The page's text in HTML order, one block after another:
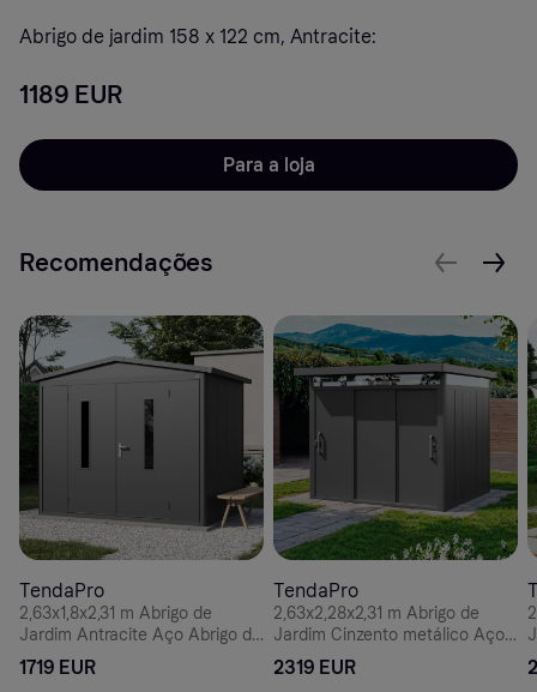
Abrigo de jardim 158 x 122 cm, Antracite:
1189 EUR
Para a loja
Recomendações
TendaPro
2,63x1,8x2,31 m Abrigo de
Jardim Antracite Aço Abrigo de
Armazenamento
1719 EUR
TendaPro
2,63x2,28x2,31 m Abrigo de
Jardim Cinzento metálico Aço
Abrigo de Armazenamento
2319 EUR